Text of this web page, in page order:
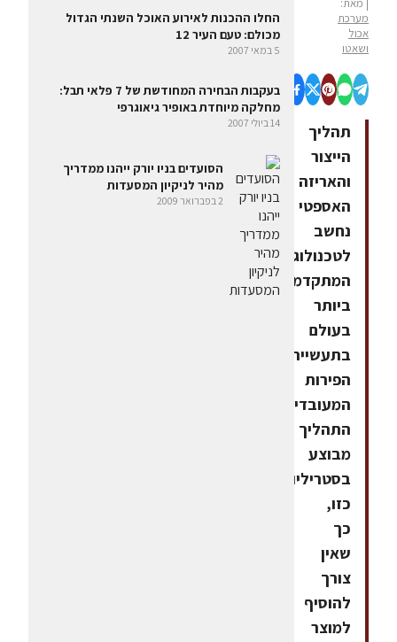
| מאת:
מערכת
אכול
ושאטו
תהליך
הייצור
והאריזה
האספטי
נחשב
לטכנולוגייה
המתקדמת
ביותר
בעולם
בתעשיית
הפירות
המעובדים.
התהליך
מבוצע
בסטריליות
כזו,
כך
שאין
צורך
להוסיף
למוצר
החלו ההכנות לאירוע האוכל השנתי הגדול
מכולם: טעם העיר 12
5 במאי 2007
בעקבות הבחירה המחודשת של 7 פלאי תבל:
מחלקה מיוחדת באופיר גיאוגרפי
14 ביולי 2007
הסועדים בניו יורק ייהנו ממדריך
מהיר לניקיון המסעדות
2 בפברואר 2009